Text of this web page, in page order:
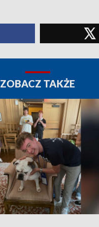
ZOBACZ TAKŻE